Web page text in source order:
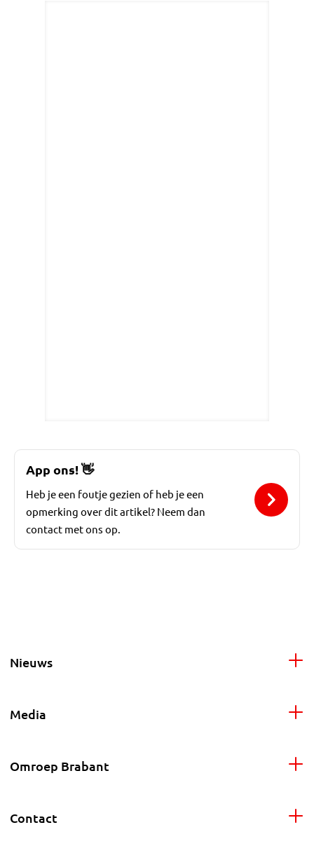
App ons!👋
Heb je een foutje gezien of heb je een
opmerking over dit artikel? Neem dan
contact met ons op.
Nieuws
Media
Omroep Brabant
Contact